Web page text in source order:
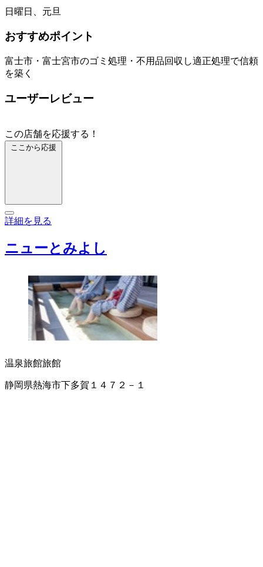
日曜日、元旦
おすすめポイント
富士市・富士宮市のゴミ処理・不用品回収し適正処理で信頼
を築く
ユーザーレビュー
この店舗を応援する！
ここから応援
詳細を見る
ニューとみよし
温泉旅館旅館
静岡県熱海市下多賀１４７２－１